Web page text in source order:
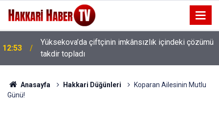
Yüksekova’da çiftçinin imkânsızlık içindeki çözümü
takdir topladı
12:29
Kent Park’ta duyarsızlık: Temizlenen alanlar yeniden
kirletiliyor
Anasayfa Hakkari Düğünleri
Koparan Ailesinin Mutlu
Günü!